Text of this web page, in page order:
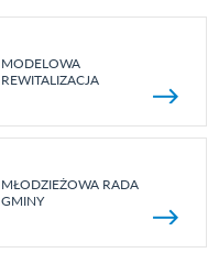
MODELOWA
REWITALIZACJA
MŁODZIEŻOWA RADA
GMINY